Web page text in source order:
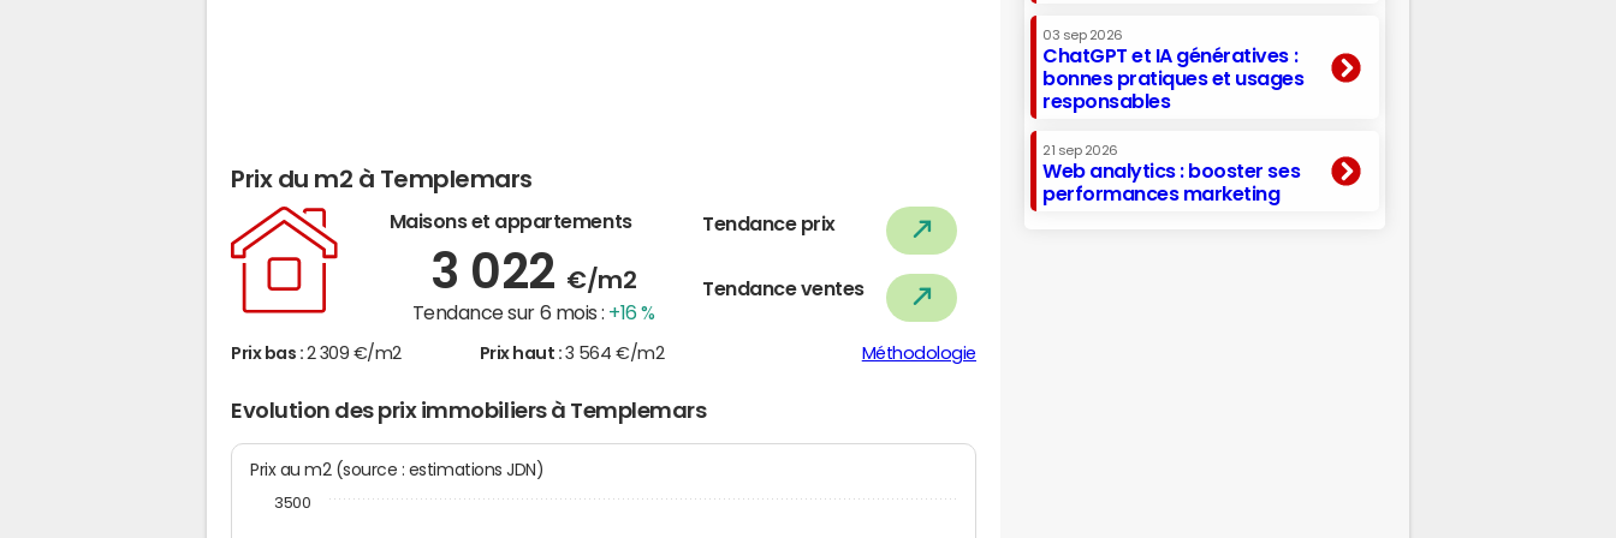
Prix du m2 à Templemars
Maisons et appartements
3 022 €/m2
Tendance sur 6 mois : +16 %
Tendance prix
Tendance ventes
Prix bas : 2 309 €/m2 Prix haut : 3 564 €/m2 Méthodologie
Evolution des prix immobiliers à Templemars
Prix au m2 (source : estimations JDN)
3500
03 sep 2026
ChatGPT et IA génératives :
bonnes pratiques et usages
responsables
21 sep 2026
Web analytics : booster ses
performances marketing